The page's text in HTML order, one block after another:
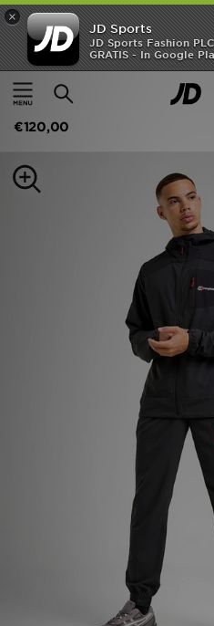
×
JD Sports
JD Sports Fashion PLC
GRATIS - In Google
Thuis
Heren Herenkleding
Berghaus Intervale Jacket
€120,00
Home
Offers
Dames
Bestelling traceren
Download de app